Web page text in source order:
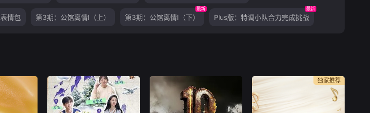
情包 第3期：公馆离情Ⅰ（上） 第3期：公馆离情Ⅰ（下）
最新
Plus版：特调小队合力完成挑战
最新
独家推荐